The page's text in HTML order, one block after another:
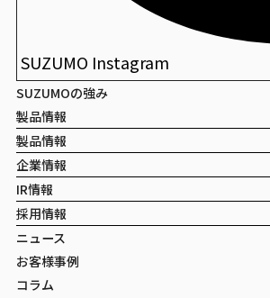
SUZUMO Instagram
SUZUMOの強み
製品情報
製品情報
企業情報
IR情報
採用情報
ニュース
お客様事例
コラム